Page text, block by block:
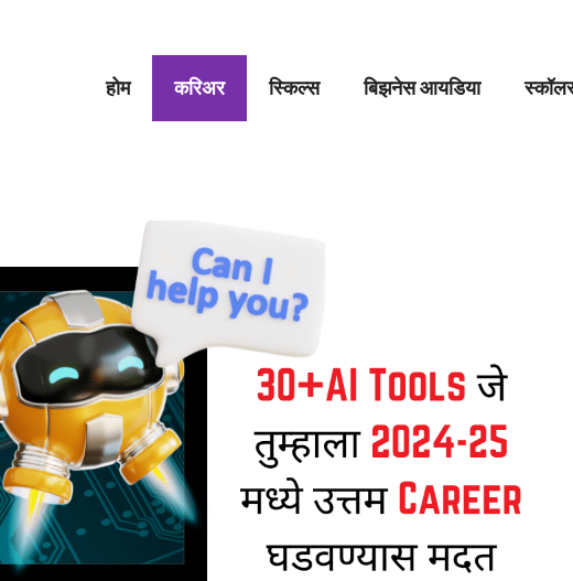
होम करिअर स्किल्स बिझनेस आयडिया